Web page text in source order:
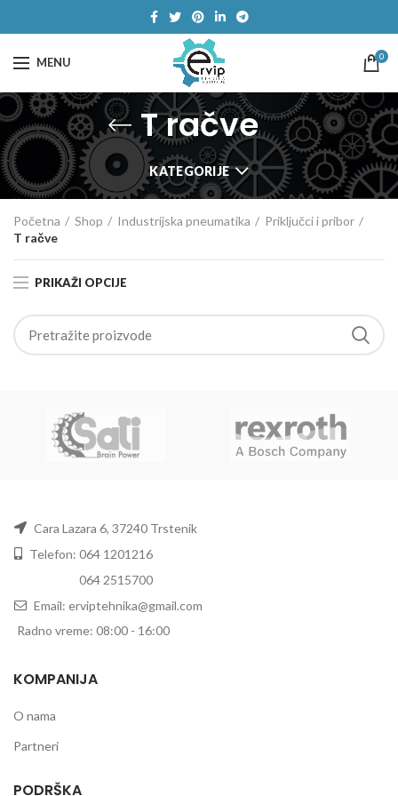
MENU 0
T račve
KATEGORIJE
Početna Shop Industrijska pneumatika
Priključci i pribor
T račve
PRIKAŽI OPCIJE
Cara Lazara 6, 37240 Trstenik
Telefon: 064 1201216
064 2515700
Email: erviptehnika@gmail.com
Radno vreme: 08:00 - 16:00
KOMPANIJA
O nama
Partneri
PODRŠKA